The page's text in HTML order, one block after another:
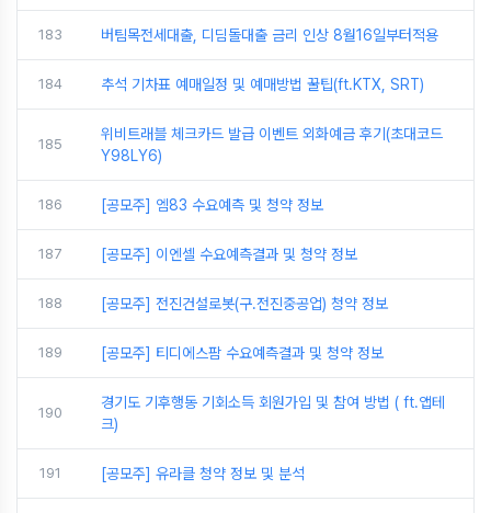
183 버팀목전세대출, 디딤돌대출 금리 인상 8월16일부터적용
184 추석 기차표 예매일정 및 예매방법 꿀팁(ft.KTX, SRT)
185
위비트래블 체크카드 발급 이벤트 외화예금 후기(초대코드
Y98LY6)
186 [공모주] 엠83 수요예측 및 청약 정보
187 [공모주] 이엔셀 수요예측결과 및 청약 정보
188 [공모주] 전진건설로봇(구.전진중공업) 청약 정보
189 [공모주] 티디에스팜 수요예측결과 및 청약 정보
190
경기도 기후행동 기회소득 회원가입 및 참여 방법 ( ft.앱테
크)
191 [공모주] 유라클 청약 정보 및 분석